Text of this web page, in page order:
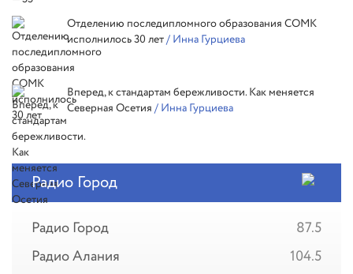
Отделению последипломного образования СОМК
исполнилось 30 лет/ Инна Гурциева
Вперед, к стандартам бережливости. Как меняется
Северная Осетия / Инна Гурциева
Радио Город
Радио Город
87.5
Радио Алания
104.5